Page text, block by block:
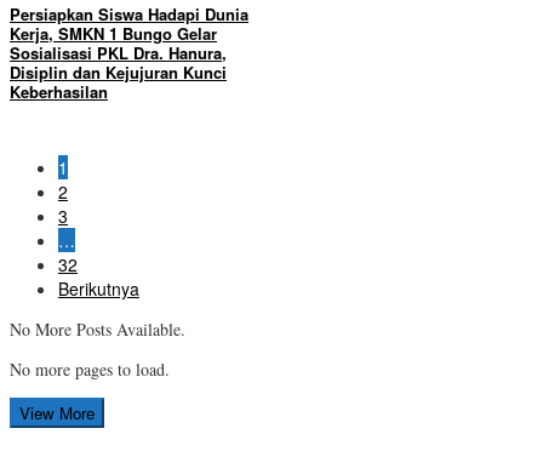
Persiapkan Siswa Hadapi Dunia
Kerja, SMKN 1 Bungo Gelar
Sosialisasi PKL Dra. Hanura,
Disiplin dan Kejujuran Kunci
Keberhasilan
1
2
3
…
32
Berikutnya
No More Posts Available.
No more pages to load.
View More